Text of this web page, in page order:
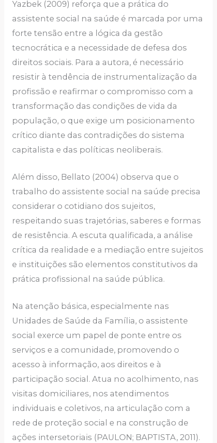
Yazbek (2009) reforça que a prática do
assistente social na saúde é marcada por uma
forte tensão entre a lógica da gestão
tecnocrática e a necessidade de defesa dos
direitos sociais. Para a autora, é necessário
resistir à tendência de instrumentalização da
profissão e reafirmar o compromisso com a
transformação das condições de vida da
população, o que exige um posicionamento
crítico diante das contradições do sistema
capitalista e das políticas neoliberais.
Além disso, Bellato (2004) observa que o
trabalho do assistente social na saúde precisa
considerar o cotidiano dos sujeitos,
respeitando suas trajetórias, saberes e formas
de resistência. A escuta qualificada, a análise
crítica da realidade e a mediação entre sujeitos
e instituições são elementos constitutivos da
prática profissional na saúde pública.
Na atenção básica, especialmente nas
Unidades de Saúde da Família, o assistente
social exerce um papel de ponte entre os
serviços e a comunidade, promovendo o
acesso à informação, aos direitos e à
participação social. Atua no acolhimento, nas
visitas domiciliares, nos atendimentos
individuais e coletivos, na articulação com a
rede de proteção social e na construção de
ações intersetoriais (PAULON; BAPTISTA, 2011).